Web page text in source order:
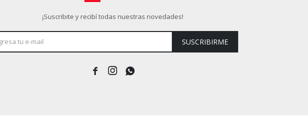
¡Suscribite y recibí todas nuestras novedades!
SUSCRIBIRME
  